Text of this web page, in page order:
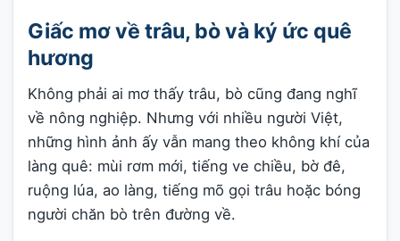
Giấc mơ về trâu, bò và ký ức quê
hương
Không phải ai mơ thấy trâu, bò cũng đang nghĩ
về nông nghiệp. Nhưng với nhiều người Việt,
những hình ảnh ấy vẫn mang theo không khí của
làng quê: mùi rơm mới, tiếng ve chiều, bờ đê,
ruộng lúa, ao làng, tiếng mõ gọi trâu hoặc bóng
người chăn bò trên đường về.